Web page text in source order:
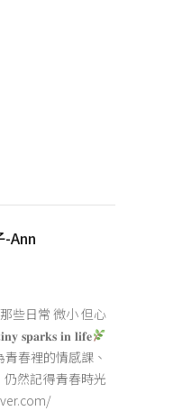
-Ann
些日常 微小 但心
𝐬𝐩𝐚𝐫𝐤𝐬 𝐢𝐧 𝐥𝐢𝐟𝐞
青春裡的情感課、
然記得青春時光